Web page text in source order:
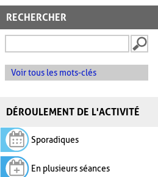
RECHERCHER
Voir tous les mots-clés
DÉROULEMENT DE L'ACTIVITÉ
Sporadiques
En plusieurs séances